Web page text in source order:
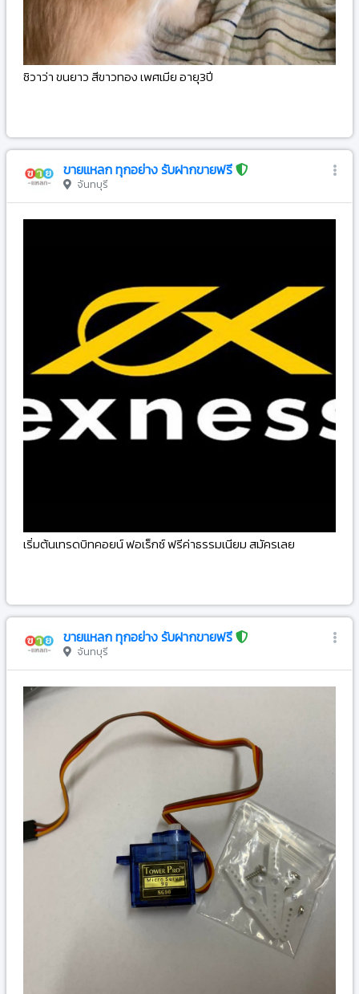
ชิวาว่า ขนยาว สีขาวทอง เพศเมีย อายุ3ปี
ขายแหลก ทุกอย่าง รับฝากขายฟรี
จันทบุรี
เริ่มต้นเทรดบิทคอยน์ ฟอเร็กซ์ ฟรีค่าธรรมเนียม สมัครเลย
ขายแหลก ทุกอย่าง รับฝากขายฟรี
จันทบุรี